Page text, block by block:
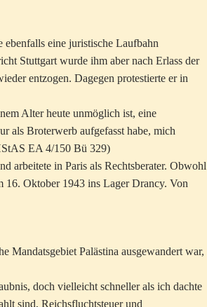
eine juristische Laufbahn
Stuttgart wurde ihm aber nach Erlass der
entzogen. Dagegen protestierte er in
Alter heute unmöglich ist, eine
als Broterwerb aufgefasst habe, mich
EA 4/150 Bü 329)
arbeitete in Paris als Rechtsberater. Obwohl
16. Oktober 1943 ins Lager Drancy. Von
Mandatsgebiet Palästina ausgewandert war,
doch vielleicht schneller als ich dachte
sind, Reichsfluchtsteuer und